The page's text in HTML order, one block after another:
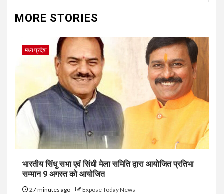
MORE STORIES
मध्य प्रदेश
भारतीय सिंधु सभा एवं सिंधी मेला समिति द्वारा आयोजित प्रतिभा
सम्मान 9 अगस्त को आयोजित
27 minutes ago Expose Today News